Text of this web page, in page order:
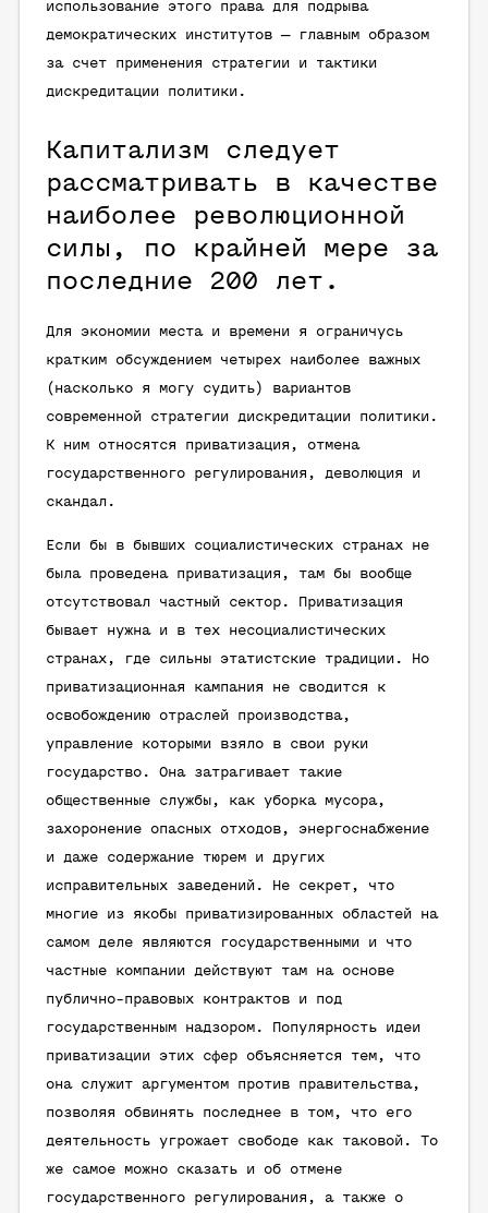
использование этого права для подрыва
демократических институтов — главным образом
за счет применения стратегии и тактики
дискредитации политики.
Капитализм следует
рассматривать в качестве
наиболее революционной
силы, по крайней мере за
последние 200 лет.
Для экономии места и времени я ограничусь
кратким обсуждением четырех наиболее важных
(насколько я могу судить) вариантов
современной стратегии дискредитации политики.
К ним относятся приватизация, отмена
государственного регулирования, деволюция и
скандал.
Если бы в бывших социалистических странах не
была проведена приватизация, там бы вообще
отсутствовал частный сектор. Приватизация
бывает нужна и в тех несоциалистических
странах, где сильны этатистские традиции. Но
приватизационная кампания не сводится к
освобождению отраслей производства,
управление которыми взяло в свои руки
государство. Она затрагивает такие
общественные службы, как уборка мусора,
захоронение опасных отходов, энергоснабжение
и даже содержание тюрем и других
исправительных заведений. Не секрет, что
многие из якобы приватизированных областей на
самом деле являются государственными и что
частные компании действуют там на основе
публично-правовых контрактов и под
государственным надзором. Популярность идеи
приватизации этих сфер объясняется тем, что
она служит аргументом против правительства,
позволяя обвинять последнее в том, что его
деятельность угрожает свободе как таковой. То
же самое можно сказать и об отмене
государственного регулирования, а также о